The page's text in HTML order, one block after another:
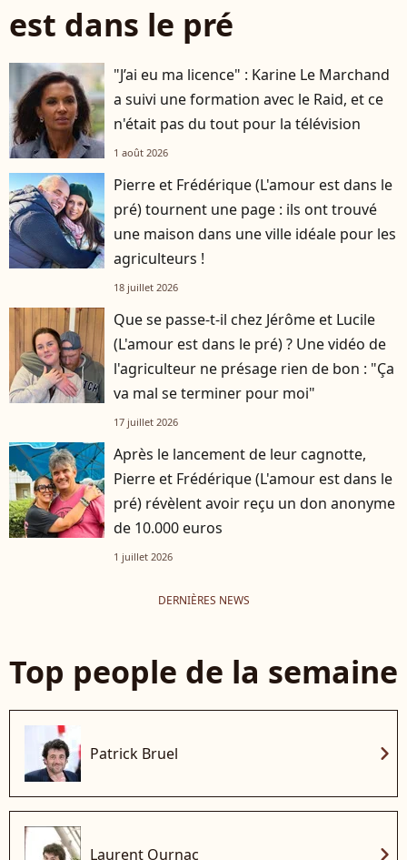
est dans le pré
"J’ai eu ma licence" : Karine Le Marchand
a suivi une formation avec le Raid, et ce
n'était pas du tout pour la télévision
1 août 2026
Pierre et Frédérique (L'amour est dans le
pré) tournent une page : ils ont trouvé
une maison dans une ville idéale pour les
agriculteurs !
18 juillet 2026
Que se passe-t-il chez Jérôme et Lucile
(L'amour est dans le pré) ? Une vidéo de
l'agriculteur ne présage rien de bon : "Ça
va mal se terminer pour moi"
17 juillet 2026
Après le lancement de leur cagnotte,
Pierre et Frédérique (L'amour est dans le
pré) révèlent avoir reçu un don anonyme
de 10.000 euros
1 juillet 2026
DERNIÈRES NEWS
Top people de la semaine
Patrick Bruel chevron_right
Laurent Ournac chevron_right